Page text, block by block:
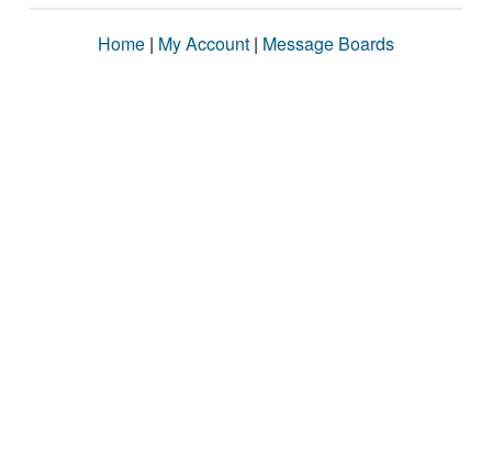
Home | My Account | Message Boards